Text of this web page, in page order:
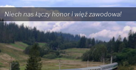
Niech nas łączy honor i więź zawodowa!